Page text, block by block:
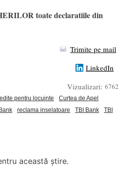
toate declaratiile din
Trimite pe mail
LinkedIn
Vizualizari: 6762
pentru locuinte
Curtea de Apel
reclama inselatoare TBI Bank
TBI
această știre.